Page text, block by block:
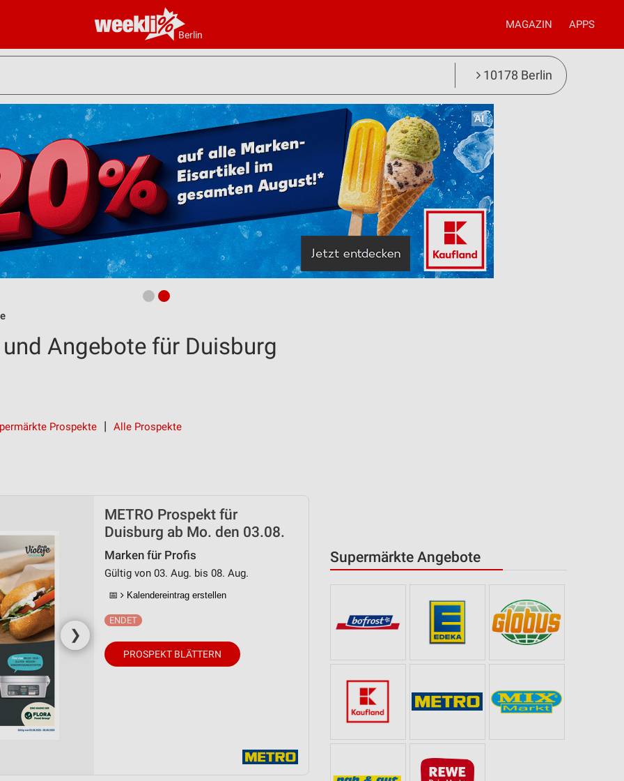
Berlin
MAGAZIN APPS
10178 Berlin
Supermärkte Angebote
Angebote für Duisburg
Prospekte Alle Prospekte
❯
METRO Prospekt für
Duisburg ab Mo. den 03.08.
Marken für Profis
Gültig von 03. Aug. bis 08. Aug.
📅 Kalendereintrag erstellen
PROSPEKT BLÄTTERN